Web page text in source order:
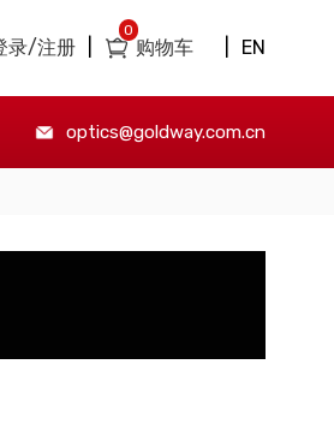
录/注册 购物车
0
EN
optics@goldway.com.cn